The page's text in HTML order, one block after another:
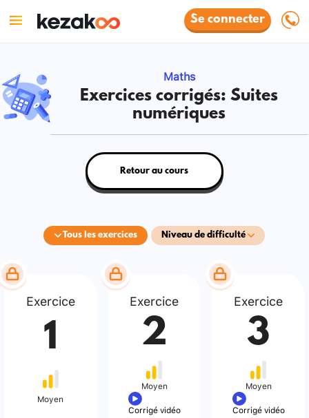
Se connecter
Maths
Exercices corrigés: Suites
numériques
Tous les exercices Niveau de difficulté
Retour au cours
Exercice
1
Moyen
Exercice
2
Moyen
Corrigé vidéo
Exercice
3
Moyen
Corrigé vidéo